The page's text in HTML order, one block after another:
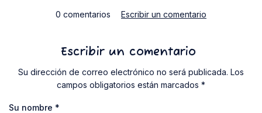
0 comentarios Escribir un comentario
Escribir un comentario
Su dirección de correo electrónico no será publicada. Los
campos obligatorios están marcados *
Su nombre *